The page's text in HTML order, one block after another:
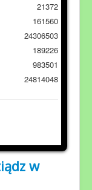
21372
161560
24306503
189226
983501
24814048
w